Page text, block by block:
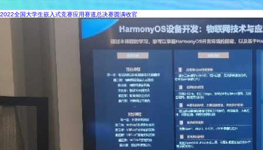
2022全国大学生嵌入式竞赛应用赛道总决赛圆满收官